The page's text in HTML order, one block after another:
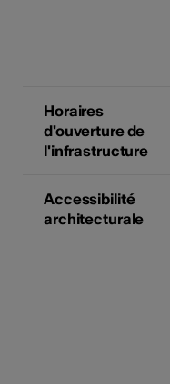
Horaires
d'ouverture de
l'infrastructure
Accessibilité
architecturale